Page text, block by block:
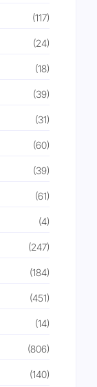
(117)
(24)
(18)
(39)
(31)
(60)
(39)
(61)
(4)
(247)
(184)
(451)
(14)
(806)
(140)